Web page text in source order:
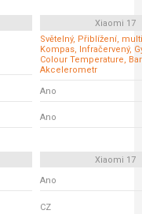
Xiaomi 17
Světelný, Přiblížení,
Kompas, Infračervený,
Colour Temperature,
Akcelerometr
Ano
Ano
Xiaomi 17
Ano
CZ